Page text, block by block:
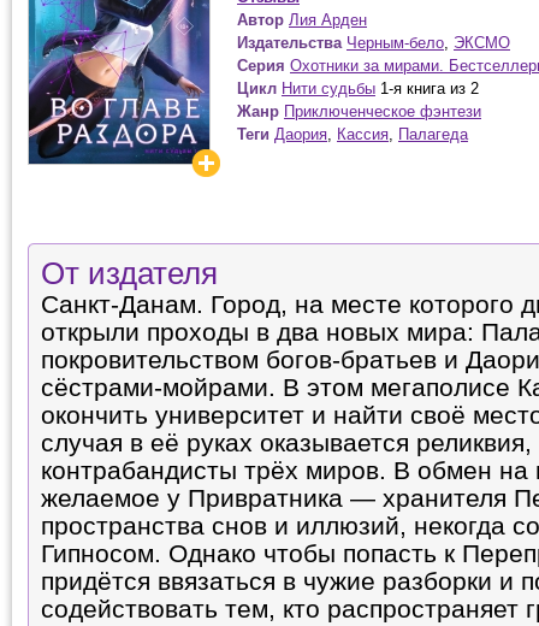
Автор Лия Арден
Издательства Черным-бело, ЭКСМО
Серия Охотники за мирами.
Цикл Нити судьбы 1-я книга из 2
Жанр Приключенческое фэнтези
Теги Даория, Кассия, Палагеда
От издателя
Санкт-Данам. Город, на месте которого
открыли проходы в два новых мира:
покровительством богов-братьев и
сёстрами-мойрами. В этом мегаполисе
окончить университет и найти своё
случая в её руках оказывается
контрабандисты трёх миров. В обмен
желаемое у Привратника — хранителя
пространства снов и иллюзий, некогда
Гипносом. Однако чтобы попасть к
придётся ввязаться в чужие разборки и
содействовать тем, кто